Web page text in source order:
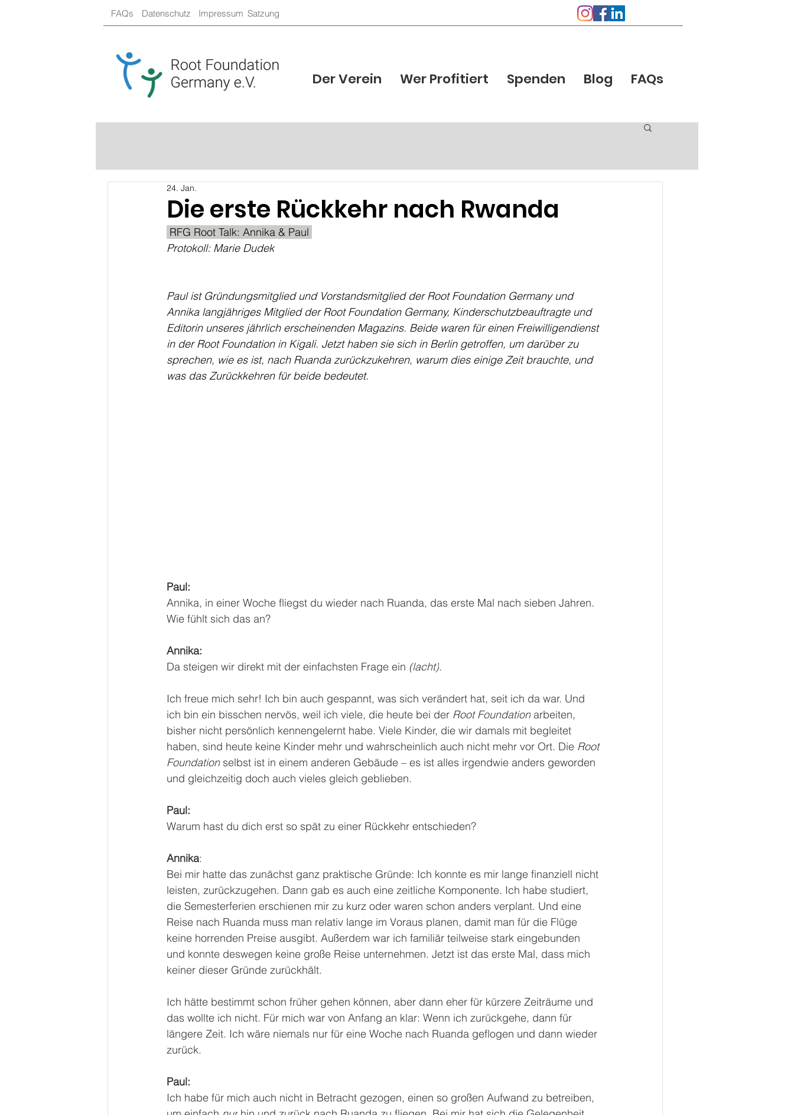
FAQs Datenschutz Impressum Satzung
Der Verein Wer Profitiert Spenden Blog FAQs
Die erste Rückkehr nach Rwanda
24. Jan.
RFG Root Talk: Annika & Paul
Protokoll: Marie Dudek
Paul ist Gründungsmitglied und Vorstandsmitglied der Root Foundation Germany und
Annika langjähriges Mitglied der Root Foundation Germany, Kinderschutzbeauftragte und
Editorin unseres jährlich erscheinenden Magazins. Beide waren für einen Freiwilligendienst
in der Root Foundation in Kigali. Jetzt haben sie sich in Berlin getroffen, um darüber zu
sprechen, wie es ist, nach Ruanda zurückzukehren, warum dies einige Zeit brauchte, und
was das Zurückkehren für beide bedeutet.
Paul:
Annika, in einer Woche fliegst du wieder nach Ruanda, das erste Mal nach sieben Jahren.
Wie fühlt sich das an?
Annika:
Da steigen wir direkt mit der einfachsten Frage ein (lacht).
Ich freue mich sehr! Ich bin auch gespannt, was sich verändert hat, seit ich da war. Und
ich bin ein bisschen nervös, weil ich viele, die heute bei der Root Foundation arbeiten,
bisher nicht persönlich kennengelernt habe. Viele Kinder, die wir damals mit begleitet
haben, sind heute keine Kinder mehr und wahrscheinlich auch nicht mehr vor Ort. Die Root
Foundation selbst ist in einem anderen Gebäude – es ist alles irgendwie anders geworden
und gleichzeitig doch auch vieles gleich geblieben.
Paul:
Warum hast du dich erst so spät zu einer Rückkehr entschieden?
Annika:
Bei mir hatte das zunächst ganz praktische Gründe: Ich konnte es mir lange finanziell nicht
leisten, zurückzugehen. Dann gab es auch eine zeitliche Komponente. Ich habe studiert,
die Semesterferien erschienen mir zu kurz oder waren schon anders verplant. Und eine
Reise nach Ruanda muss man relativ lange im Voraus planen, damit man für die Flüge
keine horrenden Preise ausgibt. Außerdem war ich familiär teilweise stark eingebunden
und konnte deswegen keine große Reise unternehmen. Jetzt ist das erste Mal, dass mich
keiner dieser Gründe zurückhält.
Ich hätte bestimmt schon früher gehen können, aber dann eher für kürzere Zeiträume und
das wollte ich nicht. Für mich war von Anfang an klar: Wenn ich zurückgehe, dann für
längere Zeit. Ich wäre niemals nur für eine Woche nach Ruanda geflogen und dann wieder
zurück.
Paul:
Ich habe für mich auch nicht in Betracht gezogen, einen so großen Aufwand zu betreiben,